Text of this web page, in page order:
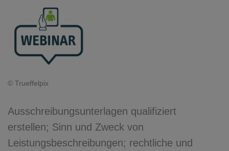
© Trueffelpix
Ausschreibungsunterlagen qualifiziert
erstellen; Sinn und Zweck von
Leistungsbeschreibungen; rechtliche und